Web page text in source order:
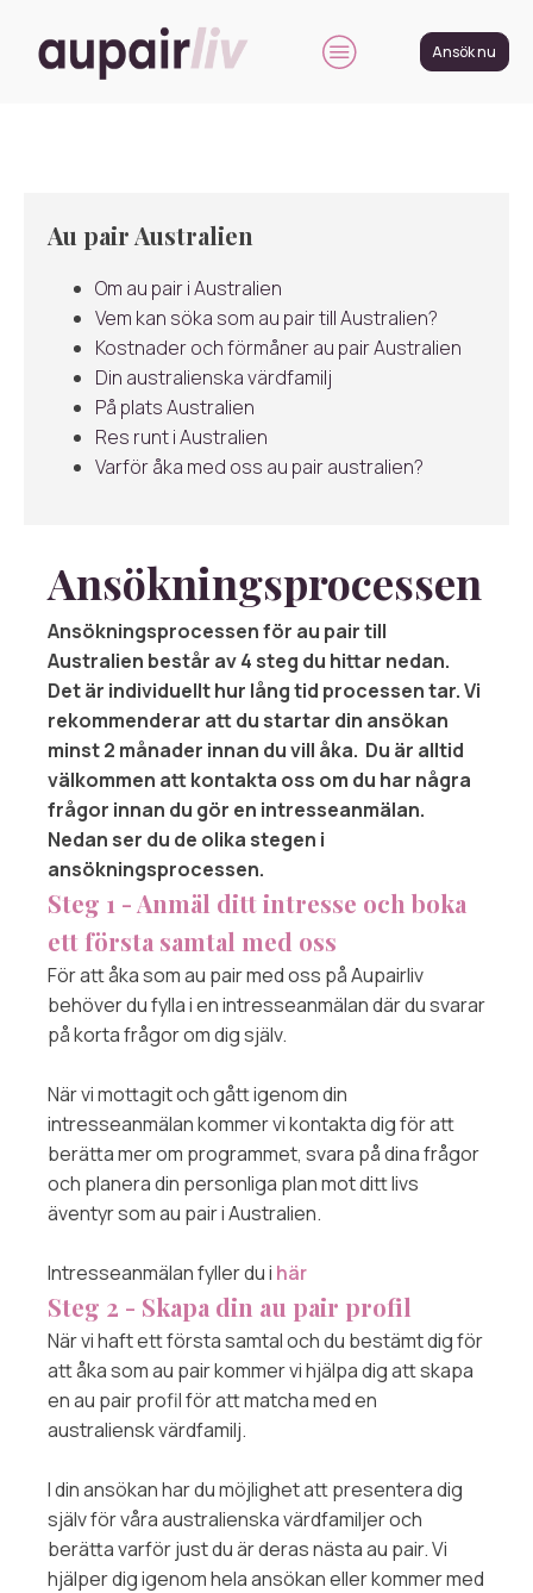
Ansök nu
Au pair Australien
Om au pair i Australien
Vem kan söka som au pair till Australien?
Kostnader och förmåner au pair Australien
Din australienska värdfamilj
På plats Australien
Res runt i Australien
Varför åka med oss au pair australien?
Ansökningsprocessen
Ansökningsprocessen för au pair till
Australien består av 4 steg du hittar nedan.
Det är individuellt hur lång tid processen tar. Vi
rekommenderar att du startar din ansökan
minst 2 månader innan du vill åka. Du är alltid
välkommen att kontakta oss om du har några
frågor innan du gör en intresseanmälan.
Nedan ser du de olika stegen i
ansökningsprocessen.
Steg 1 - Anmäl ditt intresse och boka
ett första samtal med oss
För att åka som au pair med oss på Aupairliv
behöver du fylla i en intresseanmälan där du svarar
på korta frågor om dig själv.
När vi mottagit och gått igenom din
intresseanmälan kommer vi kontakta dig för att
berätta mer om programmet, svara på dina frågor
och planera din personliga plan mot ditt livs
äventyr som au pair i Australien.
Intresseanmälan fyller du i här
Steg 2 - Skapa din au pair profil
När vi haft ett första samtal och du bestämt dig för
att åka som au pair kommer vi hjälpa dig att skapa
en au pair profil för att matcha med en
australiensk värdfamilj.
I din ansökan har du möjlighet att presentera dig
själv för våra australienska värdfamiljer och
berätta varför just du är deras nästa au pair. Vi
hjälper dig igenom hela ansökan eller kommer med